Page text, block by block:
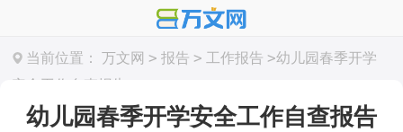
当前位置： 万文网 > 报告 > 工作报告 >幼儿园春季开学
安全工作自查报告
幼儿园春季开学安全工作自查报告